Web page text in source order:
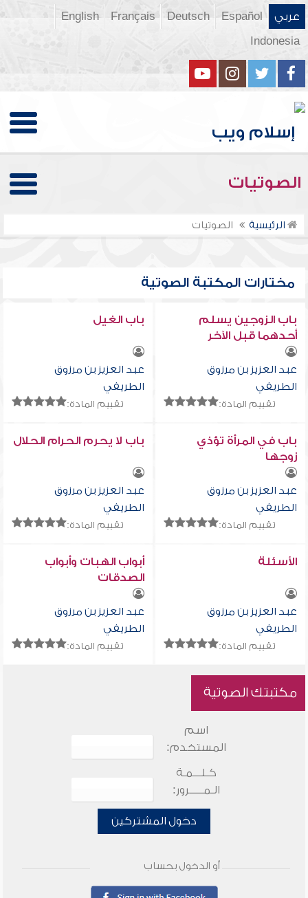
عربي Español
Deutsch
Français
English
Indonesia
الصوتيات
الرئيسية الصوتيات
مختارات المكتبة الصوتية
باب الزوجين يسلم
أحدهما قبل الآخر
عبد العزيز بن مرزوق
الطريفي
تقييم المادة:
باب الغيل
عبد العزيز بن مرزوق
الطريفي
تقييم المادة:
باب في المرأة تؤذي
زوجها
عبد العزيز بن مرزوق
الطريفي
تقييم المادة:
باب لا يحرم الحرام الحلال
عبد العزيز بن مرزوق
الطريفي
تقييم المادة:
الأسئلة
عبد العزيز بن مرزوق
الطريفي
تقييم المادة:
أبواب الهبات وأبواب
الصدقات
عبد العزيز بن مرزوق
الطريفي
تقييم المادة:
مكتبتك الصوتية
اسم
المستخدم:
كـلـــمـة
الـمـــــرور:
دخول المشتركين
أو الدخول بحساب